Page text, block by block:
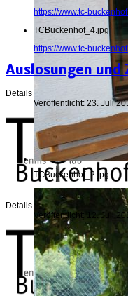
TCBuckenhof_2.jpg
https://www.tc-
TCBuckenhof_4.jpg
https://www.tc-
Auslosungen und
Details
Veröffentlicht: 23. Juli
Details
Veröffentlicht: 12. Juli